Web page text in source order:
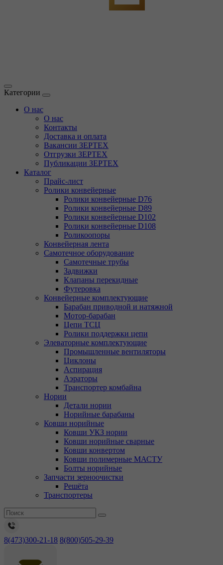
Категории
О нас
О нас
Контакты
Доставка и оплата
Вакансии ЗЕРТЕХ
Отгрузки ЗЕРТЕХ
Публикации ЗЕРТЕХ
Каталог
Прайс-лист
Ролики конвейерные
Ролики конвейерные D76
Ролики конвейерные D89
Ролики конвейерные D102
Ролики конвейерные D108
Роликоопоры
Конвейерная лента
Самотечное оборудование
Самотечные трубы
Задвижки
Клапаны перекидные
Футеровка
Конвейерные комплектующие
Барабан приводной и натяжной
Мотор-барабан
Цепи ТСЦ
Ролики поддержки цепи
Элеваторные комплектующие
Промышленные вентиляторы
Циклоны
Аспирация
Аэраторы
Транспортер комбайна
Нории
Детали нории
Норийные барабаны
Ковши норийные
Ковши УКЗ нории
Ковши норийные сварные
Ковши конвертом
Ковши полимерные МАСТУ
Болты норийные
Запчасти зерноочистки
Решёта
Транспортеры
8(473)300-21-18 8(800)505-29-39